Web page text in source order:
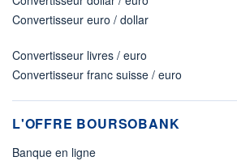
Convertisseur euro / dollar
Convertisseur livres / euro
Convertisseur franc suisse / euro
L'OFFRE BOURSOBANK
Banque en ligne